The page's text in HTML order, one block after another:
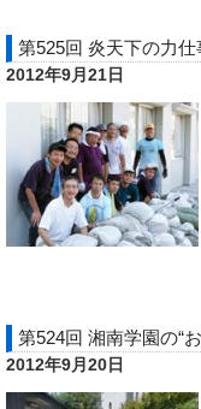
第525回 炎天下の力
2012年9月21日
第524回 湘南学園の“
2012年9月20日